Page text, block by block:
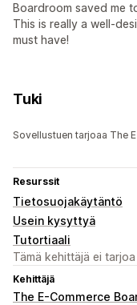
Boardroom saved me
This is really a well-
must have!
Tuki
Sovellustuen tarjoaa The
Resurssit
Tietosuojakäytäntö
Usein kysyttyä
Tutortiaali
Tämä kehittäjä ei
Kehittäjä
The E-Commerce